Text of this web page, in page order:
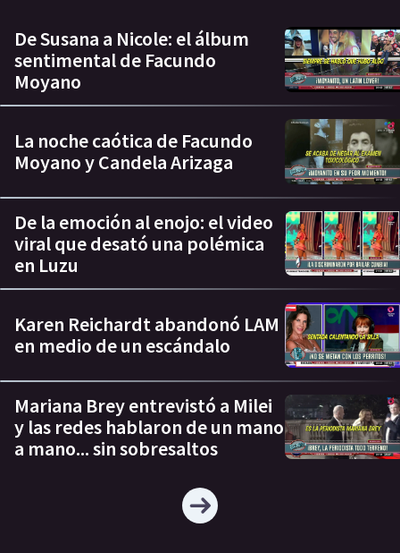
De Susana a Nicole: el álbum
sentimental de Facundo
Moyano
La noche caótica de Facundo
Moyano y Candela Arizaga
De la emoción al enojo: el video
viral que desató una polémica
en Luzu
Karen Reichardt abandonó LAM
en medio de un escándalo
Mariana Brey entrevistó a Milei
y las redes hablaron de un mano
a mano... sin sobresaltos